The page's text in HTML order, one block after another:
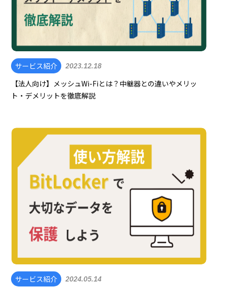
サービス紹介 2023.12.18
【法人向け】メッシュWi-Fiとは？中継器との違いやメリッ
ト・デメリットを徹底解説
サービス紹介 2024.05.14